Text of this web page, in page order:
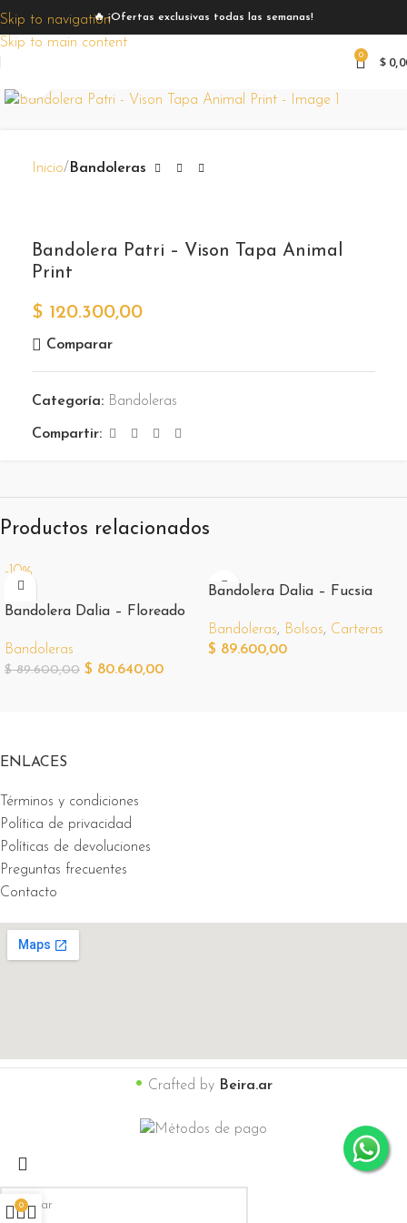
Skip to navigation
Skip to main content
🔥 ¡Ofertas exclusivas todas las semanas!
0 $
Inicio Bandoleras
Bandolera Patri – Vison Tapa Animal
Print
$ 120.300,00
Comparar
Categoría: Bandoleras
Compartir:
Productos relacionados
-10%
Bandolera Dalia – Floreado
Bandoleras
$89.600,00 $ 80.640,00
Bandolera Dalia – Fucsia
Bandoleras, Bolsos, Carteras
$ 89.600,00
ENLACES
Términos y condiciones
Política de privacidad
Políticas de devoluciones
Preguntas frecuentes
Contacto
• Crafted by Beira.ar
0